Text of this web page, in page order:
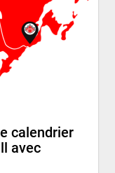
calendrier
avec